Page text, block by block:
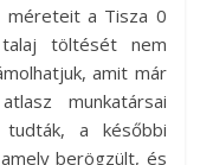
a Tisza 0
töltését nem
amit már
munkatársai
tudták, a későbbi
berögzült, és